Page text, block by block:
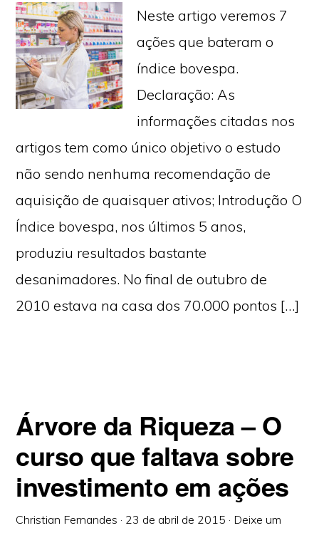
Neste artigo veremos 7
ações que bateram o
índice bovespa.
Declaração: As
informações citadas nos
artigos tem como único objetivo o estudo
não sendo nenhuma recomendação de
aquisição de quaisquer ativos; Introdução O
Índice bovespa, nos últimos 5 anos,
produziu resultados bastante
desanimadores. No final de outubro de
2010 estava na casa dos 70.000 pontos […]
Árvore da Riqueza – O
curso que faltava sobre
investimento em ações
Christian Fernandes · 23 de abril de 2015 · Deixe um